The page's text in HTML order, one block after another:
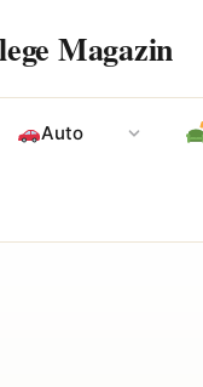
Magazin
Auto